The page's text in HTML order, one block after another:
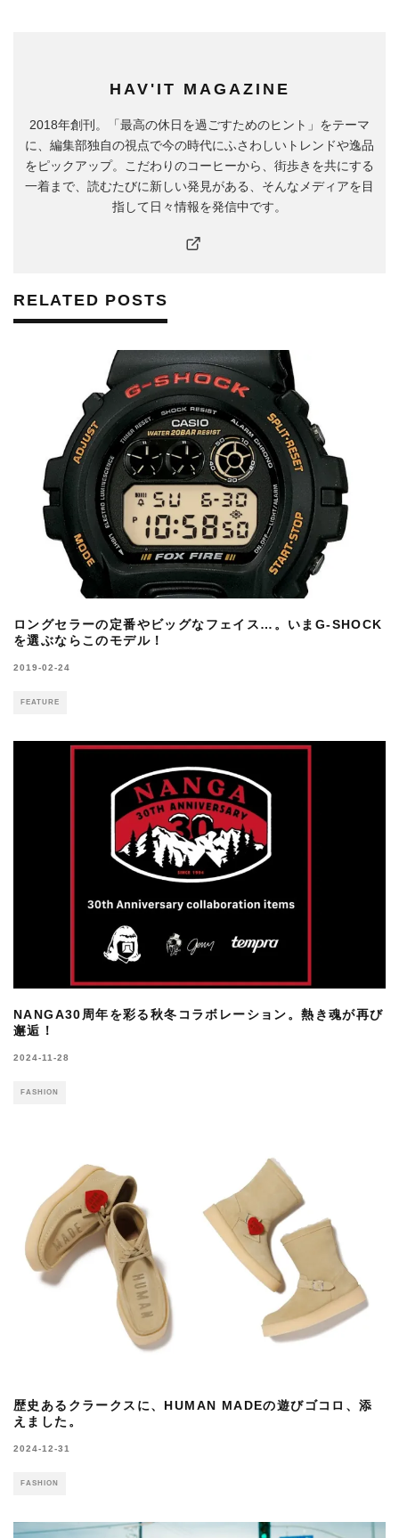
HAV'IT MAGAZINE
2018年創刊。「最高の休日を過ごすためのヒント」をテーマ
に、編集部独自の視点で今の時代にふさわしいトレンドや逸品
をピックアップ。こだわりのコーヒーから、街歩きを共にする
一着まで、読むたびに新しい発見がある、そんなメディアを目
指して日々情報を発信中です。
RELATED POSTS
ロングセラーの定番やビッグなフェイス…。いまG-SHOCK
を選ぶならこのモデル！
2019-02-24
FEATURE
NANGA30周年を彩る秋冬コラボレーション。熱き魂が再び
邂逅！
2024-11-28
FASHION
歴史あるクラークスに、HUMAN MADEの遊びゴコロ、添
えました。
2024-12-31
FASHION